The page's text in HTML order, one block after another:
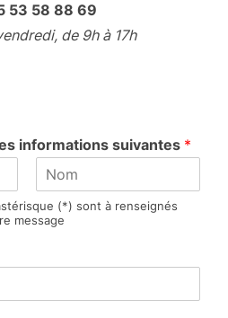
53 58 88 69
de 9h à 17h
informations suivantes *
o
m
(*) sont à renseignés
message